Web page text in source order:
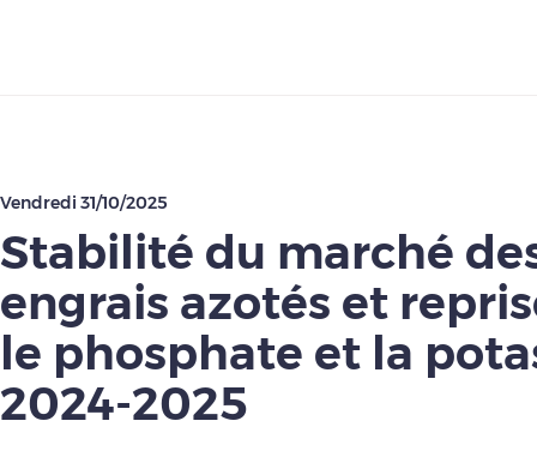
Vendredi 31/10/2025
Stabilité du marché
engrais azotés et
le phosphate et la
2024-2025